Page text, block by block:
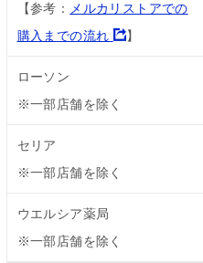
【参考：
メルカリストアでの
購入までの流れ
】
ローソン
※一部店舗を除く
セリア
※一部店舗を除く
ウエルシア薬局
※一部店舗を除く